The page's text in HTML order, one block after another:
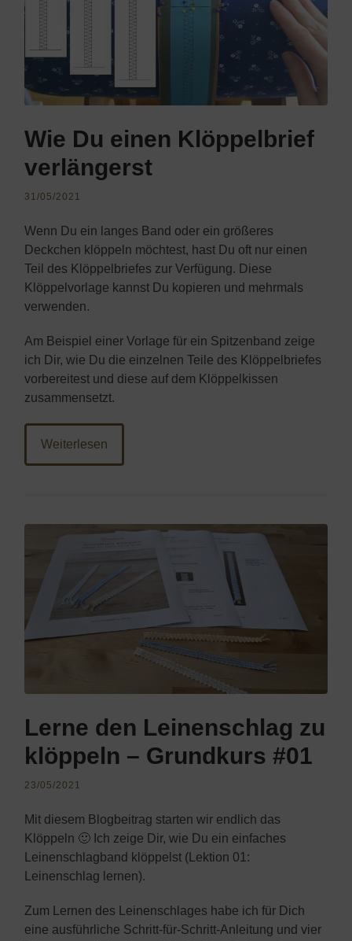
Wie Du einen Klöppelbrief
verlängerst
31/05/2021
Wenn Du ein langes Band oder ein größeres
Deckchen klöppeln möchtest, hast Du oft nur einen
Teil des Klöppelbriefes zur Verfügung. Diese
Klöppelvorlage kannst Du kopieren und mehrmals
verwenden.
Am Beispiel einer Vorlage für ein Spitzenband zeige
ich Dir, wie Du die einzelnen Teile des Klöppelbriefes
vorbereitest und diese auf dem Klöppelkissen
zusammensetzt.
Weiterlesen
Lerne den Leinenschlag zu
klöppeln – Grundkurs #01
23/05/2021
Mit diesem Blogbeitrag starten wir endlich das
Klöppeln 🙂 Ich zeige Dir, wie Du ein einfaches
Leinenschlagband klöppelst (Lektion 01:
Leinenschlag lernen).
Zum Lernen des Leinenschlages habe ich für Dich
eine ausführliche Schritt-für-Schritt-Anleitung und vier